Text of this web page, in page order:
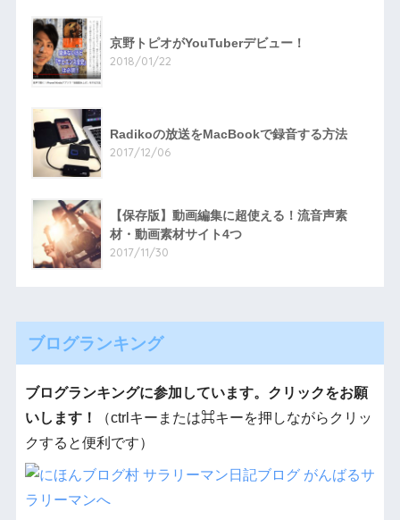
京野トピオがYouTuberデビュー！
2018/01/22
Radikoの放送をMacBookで録音する方法
2017/12/06
【保存版】動画編集に超使える！流音声素
材・動画素材サイト4つ
2017/11/30
ブログランキング
ブログランキングに参加しています。クリックをお願
いします！
（ctrlキーまたは⌘キーを押しながらクリッ
クすると便利です）